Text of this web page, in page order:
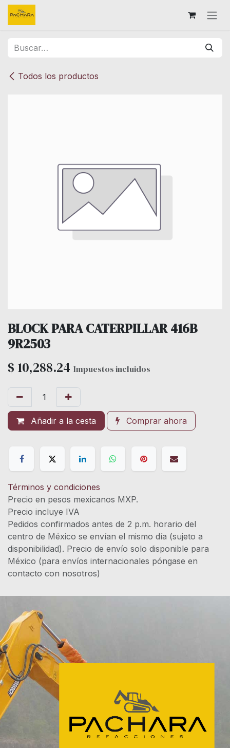
Ir al contenido
Todos los productos
BLOCK PARA CATERPILLAR 416B
9R2503
$ 10,288.24 Impuestos incluidos
Añadir a la cesta Comprar ahora
Términos y condiciones
Precio en pesos mexicanos MXP.
Precio incluye IVA
Pedidos confirmados antes de 2 p.m. horario del
centro de México se envían el mismo día (sujeto a
disponibilidad). Precio de envío solo disponible para
México (para envíos internacionales póngase en
contacto con nosotros)